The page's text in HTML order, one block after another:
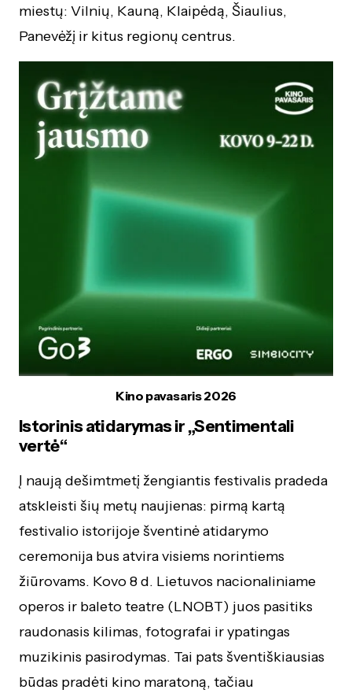
miestų: Vilnių, Kauną, Klaipėdą, Šiaulius,
Panevėžį ir kitus regionų centrus.
Kino pavasaris 2026
Istorinis atidarymas ir „Sentimentali
vertė“
Į naują dešimtmetį žengiantis festivalis pradeda
atskleisti šių metų naujienas: pirmą kartą
festivalio istorijoje šventinė atidarymo
ceremonija bus atvira visiems norintiems
žiūrovams. Kovo 8 d. Lietuvos nacionaliniame
operos ir baleto teatre (LNOBT) juos pasitiks
raudonasis kilimas, fotografai ir ypatingas
muzikinis pasirodymas. Tai pats šventiškiausias
būdas pradėti kino maratoną, tačiau